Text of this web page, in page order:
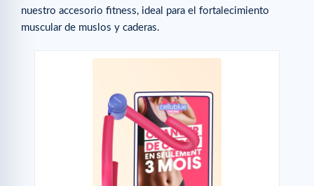
nuestro accesorio fitness, ideal para el fortalecimiento
muscular de muslos y caderas.